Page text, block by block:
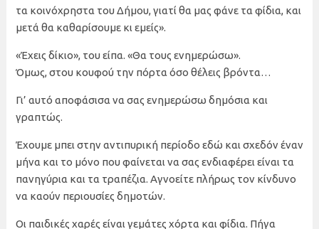
τα κοινόχρηστα του Δήμου, γιατί θα μας φάνε τα φίδια, και
μετά θα καθαρίσουμε κι εμείς».
«Έχεις δίκιο», του είπα. «Θα τους ενημερώσω».
Όμως, στου κουφού την πόρτα όσο θέλεις βρόντα…
Γι’ αυτό αποφάσισα να σας ενημερώσω δημόσια και
γραπτώς.
Έχουμε μπει στην αντιπυρική περίοδο εδώ και σχεδόν έναν
μήνα και το μόνο που φαίνεται να σας ενδιαφέρει είναι τα
πανηγύρια και τα τραπέζια. Αγνοείτε πλήρως τον κίνδυνο
να καούν περιουσίες δημοτών.
Οι παιδικές χαρές είναι γεμάτες χόρτα και φίδια. Πήγα